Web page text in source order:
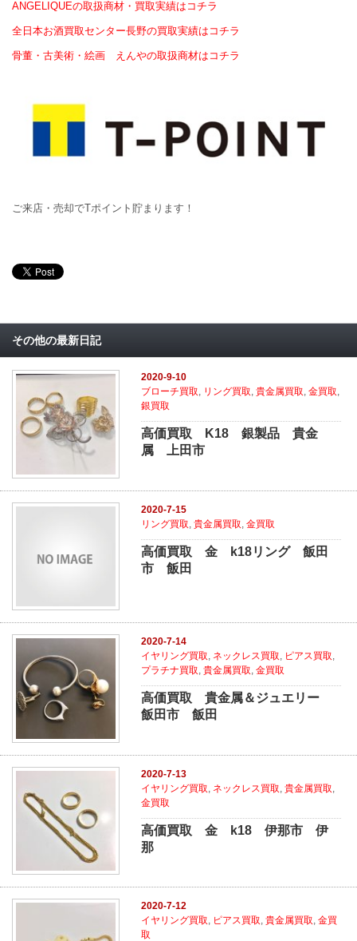
ANGELIQUEの取扱商材・買取実績はコチラ
全日本お酒買取センター長野の買取実績はコチラ
骨董・古美術・絵画 えんやの取扱商材はコチラ
ご来店・売却でTポイント貯まります！
その他の最新日記
2020-9-10
ブローチ買取, リング買取,貴金属買取,金買取,
銀買取
高価買取 K18 銀製品 貴金
属 上田市
2020-7-15
リング買取 ,貴金属買取 ,金買取
高価買取 金 k18リング 飯田
市 飯田
2020-7-14
イヤリング買取, ネックレス買取, ピアス買取,
プラチナ買取,貴金属買取,金買取
高価買取 貴金属＆ジュエリー
飯田市 飯田
2020-7-13
イヤリング買取 ネックレス買取 ,貴金属買取
金買取
高価買取 金 k18 伊那市 伊
那
2020-7-12
イヤリング買取, ピアス買取,貴金属買取,金買
取